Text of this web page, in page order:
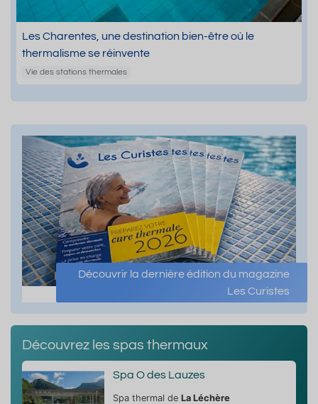
Les Charentes, une destination bien-être où le
thermalisme se réinvente
Vie des stations thermales
Découvrir la dernière édition du magazine
Les Curistes
Découvrez les spas thermaux
Spa O des Lauzes
Spa thermal de La Léchère